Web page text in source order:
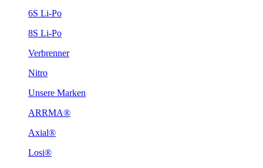
6S Li-Po
8S Li-Po
Verbrenner
Nitro
Unsere Marken
ARRMA®
Axial®
Losi®